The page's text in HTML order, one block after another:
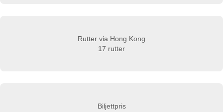
Rutter via Hong Kong
17 rutter
Biljettpris